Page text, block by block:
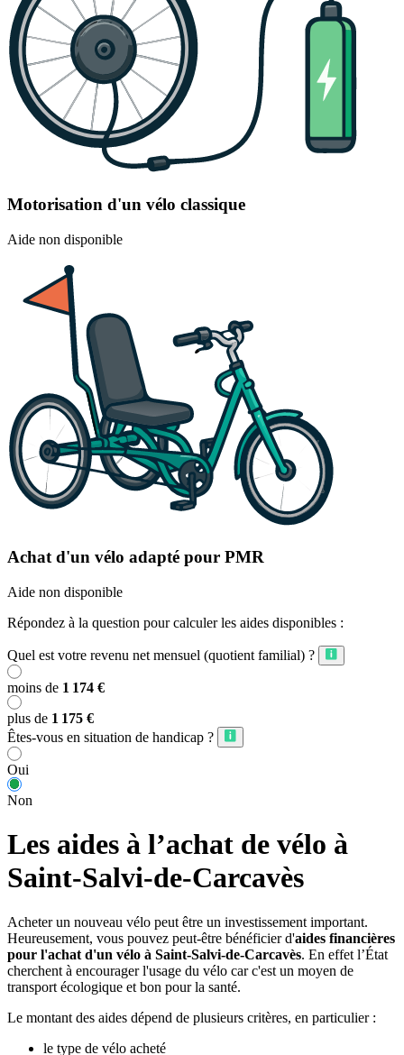
Motorisation d'un vélo classique
Aide non disponible
Achat d'un vélo adapté pour PMR
Aide non disponible
Répondez à la question pour calculer les aides disponibles :
Quel est votre revenu net mensuel (quotient familial) ?
moins de 1 174 €
plus de 1 175 €
Êtes-vous en situation de handicap ?
Oui
Non
Les aides à l’achat de vélo à
Saint-Salvi-de-Carcavès
Acheter un nouveau vélo peut être un investissement important.
Heureusement, vous pouvez peut-être bénéficier d'aides financières
pour l'achat d'un vélo à Saint-Salvi-de-Carcavès. En effet l’État
cherchent à encourager l'usage du vélo car c'est un moyen de
transport écologique et bon pour la santé.
Le montant des aides dépend de plusieurs critères, en particulier :
le type de vélo acheté